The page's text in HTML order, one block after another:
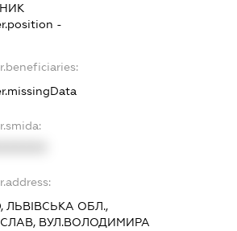
-
ЛЬВІВСЬКА ОБЛ.,
ВУЛ.ВОЛОДИМИРА